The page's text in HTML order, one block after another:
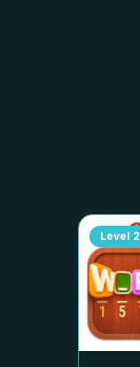
Level